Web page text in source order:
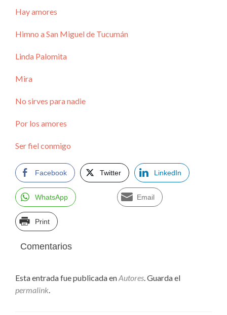
Hay amores
Himno a San Miguel de Tucumán
Linda Palomita
Mira
No sirves para nadie
Por los amores
Ser fiel conmigo
Facebook Twitter LinkedIn
WhatsApp Email
Print
Comentarios
Esta entrada fue publicada enAutores. Guarda el
permalink.